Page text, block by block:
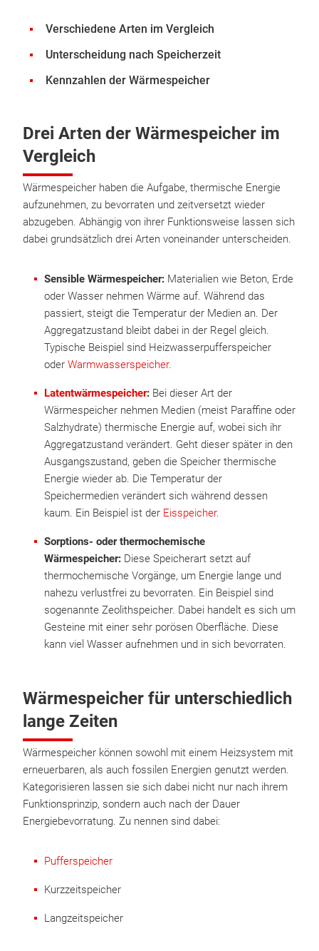
Verschiedene Arten im Vergleich
Unterscheidung nach Speicherzeit
Kennzahlen der Wärmespeicher
Drei Arten der Wärmespeicher im
Vergleich
Wärmespeicher haben die Aufgabe, thermische Energie
aufzunehmen, zu bevorraten und zeitversetzt wieder
abzugeben. Abhängig von ihrer Funktionsweise lassen sich
dabei grundsätzlich drei Arten voneinander unterscheiden.
Sensible Wärmespeicher: Materialien wie Beton, Erde
oder Wasser nehmen Wärme auf. Während das
passiert, steigt die Temperatur der Medien an. Der
Aggregatzustand bleibt dabei in der Regel gleich.
Typische Beispiel sind Heizwasserpufferspeicher
oder Warmwasserspeicher.
Latentwärmespeicher: Bei dieser Art der
Wärmespeicher nehmen Medien (meist Paraffine oder
Salzhydrate) thermische Energie auf, wobei sich ihr
Aggregatzustand verändert. Geht dieser später in den
Ausgangszustand, geben die Speicher thermische
Energie wieder ab. Die Temperatur der
Speichermedien verändert sich während dessen
kaum. Ein Beispiel ist der Eisspeicher.
Sorptions- oder thermochemische
Wärmespeicher: Diese Speicherart setzt auf
thermochemische Vorgänge, um Energie lange und
nahezu verlustfrei zu bevorraten. Ein Beispiel sind
sogenannte Zeolithspeicher. Dabei handelt es sich um
Gesteine mit einer sehr porösen Oberfläche. Diese
kann viel Wasser aufnehmen und in sich bevorraten.
Wärmespeicher für unterschiedlich
lange Zeiten
Wärmespeicher können sowohl mit einem Heizsystem mit
erneuerbaren, als auch fossilen Energien genutzt werden.
Kategorisieren lassen sie sich dabei nicht nur nach ihrem
Funktionsprinzip, sondern auch nach der Dauer
Energiebevorratung. Zu nennen sind dabei:
Pufferspeicher
Kurzzeitspeicher
Langzeitspeicher